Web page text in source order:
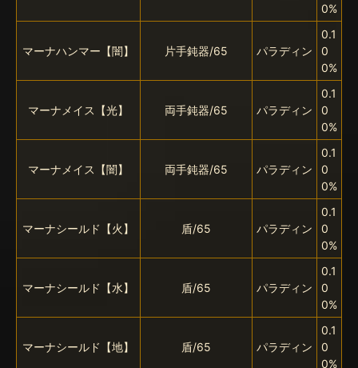
0%
マーナハンマー【闇】 片手鈍器/65 パラディン
0.1
0
0%
マーナメイス【光】 両手鈍器/65 パラディン
0.1
0
0%
マーナメイス【闇】 両手鈍器/65 パラディン
0.1
0
0%
マーナシールド【火】 盾/65 パラディン
0.1
0
0%
マーナシールド【水】 盾/65 パラディン
0.1
0
0%
マーナシールド【地】 盾/65 パラディン
0.1
0
0%